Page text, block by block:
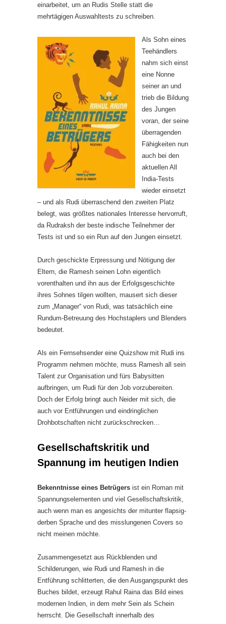
einarbeitet, um an Rudis Stelle statt die
mehrtägigen Auswahltests zu schreiben.
Als Sohn eines
Teehändlers
nahm sich einst
eine Nonne
seiner an und
trieb die Bildung
des Jungen
voran, der seine
überragenden
Fähigkeiten nun
auch bei den
aktuellen All
India-Tests
wieder einsetzt
– und als Rudi überraschend den zweiten Platz
belegt, was größtes nationales Interesse hervorruft,
da Rudraksh der beste indische Teilnehmer der
Tests ist und so ein Run auf den Jungen einsetzt.
Durch geschickte Erpressung und Nötigung der
Eltern, die Ramesh seinen Lohn eigentlich
vorenthalten und ihn aus der Erfolgsgeschichte
ihres Sohnes tilgen wollten, mausert sich dieser
zum „Manager“ von Rudi, was tatsächlich eine
Rundum-Betreuung des Hochstaplers und Blenders
bedeutet.
Als ein Fernsehsender eine Quizshow mit Rudi ins
Programm nehmen möchte, muss Ramesh all sein
Talent zur Organisation und fürs Babysitten
aufbringen, um Rudi für den Job vorzubereiten.
Doch der Erfolg bringt auch Neider mit sich, die
auch vor Entführungen und eindringlichen
Drohbotschaften nicht zurückschrecken…
Gesellschaftskritik und
Spannung im heutigen Indien
Bekenntnisse eines Betrügers ist ein Roman mit
Spannungselementen und viel Gesellschaftskritik,
auch wenn man es angesichts der mitunter flapsig-
derben Sprache und des misslungenen Covers so
nicht meinen möchte.
Zusammengesetzt aus Rückblenden und
Schilderungen, wie Rudi und Ramesh in die
Entführung schlitterten, die den Ausgangspunkt des
Buches bildet, erzeugt Rahul Raina das Bild eines
modernen Indien, in dem mehr Sein als Schein
herrscht. Die Gesellschaft innerhalb des